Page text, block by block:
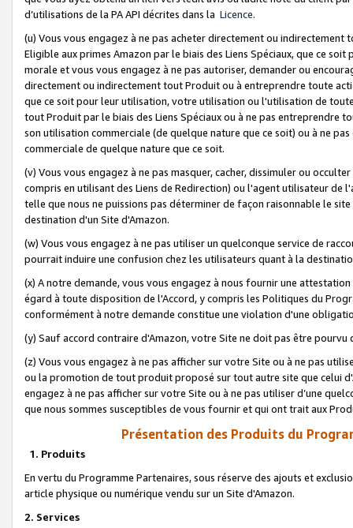
d’utilisations de la PA API décrites dans la Licence.
(u) Vous vous engagez à ne pas acheter directement ou
Eligible aux primes Amazon par le biais des Liens Spéciaux, que ce
morale et vous vous engagez à ne pas autoriser, demander ou
directement ou indirectement tout Produit ou à entreprendre toute
que ce soit pour leur utilisation, votre utilisation ou l'utilisation de
tout Produit par le biais des Liens Spéciaux ou à ne pas entreprendre
son utilisation commerciale (de quelque nature que ce soit) ou à ne
commerciale de quelque nature que ce soit.
(v) Vous vous engagez à ne pas masquer, cacher, dissimuler ou
compris en utilisant des Liens de Redirection) ou l'agent utilisateur
telle que nous ne puissions pas déterminer de façon raisonnable le
destination d'un Site d'Amazon.
(w) Vous vous engagez à ne pas utiliser un quelconque service de
pourrait induire une confusion chez les utilisateurs quant à la
(x) A notre demande, vous vous engagez à nous fournir une
égard à toute disposition de l'Accord, y compris les Politiques du
conformément à notre demande constitue une violation d'une
(y) Sauf accord contraire d'Amazon, votre Site ne doit pas être
(z) Vous vous engagez à ne pas afficher sur votre Site ou à ne pas
ou la promotion de tout produit proposé sur tout autre site que celui
engagez à ne pas afficher sur votre Site ou à ne pas utiliser d’une
que nous sommes susceptibles de vous fournir et qui ont trait aux
Présentation des Produits du
1. Produits
En vertu du Programme Partenaires, sous réserve des ajouts et
article physique ou numérique vendu sur un Site d'Amazon.
2. Services